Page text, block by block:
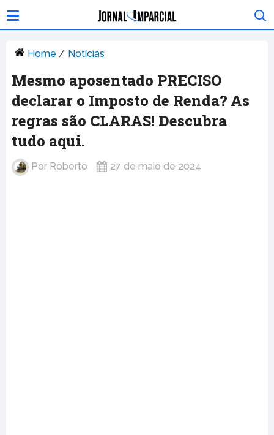
Home / Notícias
Mesmo aposentado PRECISO
declarar o Imposto de Renda? As
regras são CLARAS! Descubra
tudo aqui.
Por Roberto 27 de maio de 2024